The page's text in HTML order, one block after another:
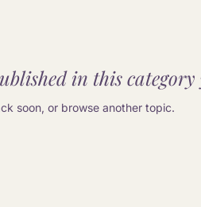
in this category
soon, or browse another topic.